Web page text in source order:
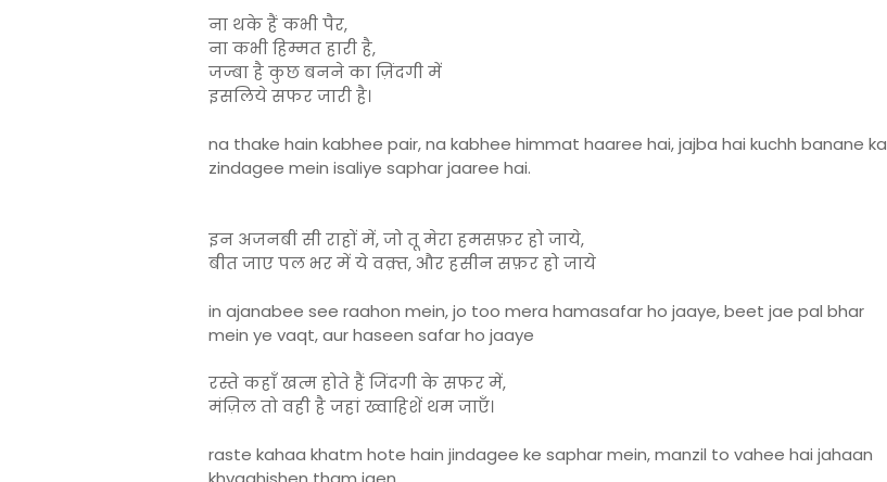
ना थके हैं कभी पैर,
ना कभी हिम्मत हारी है,
जज्बा है कुछ बनने का ज़िंदगी में
इसलिये सफर जारी है।
na thake hain kabhee pair, na kabhee himmat haaree hai, jajba hai kuchh banane ka
zindagee mein isaliye saphar jaaree hai.
इन अजनबी सी राहों में, जो तू मेरा हमसफ़र हो जाये,
बीत जाए पल भर में ये वक़्त, और हसीन सफ़र हो जाये
in ajanabee see raahon mein, jo too mera hamasafar ho jaaye, beet jae pal bhar
mein ye vaqt, aur haseen safar ho jaaye
रस्ते कहाँ खत्म होते हैं जिंदगी के सफर में,
मंज़िल तो वही है जहां ख्वाहिशें थम जाएँ।
raste kahaa khatm hote hain jindagee ke saphar mein, manzil to vahee hai jahaan